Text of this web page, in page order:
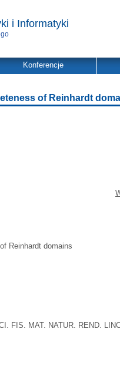
i Informatyki
Konferencje
of Reinhardt
Reinhardt domains
FIS. MAT. NATUR. REND.